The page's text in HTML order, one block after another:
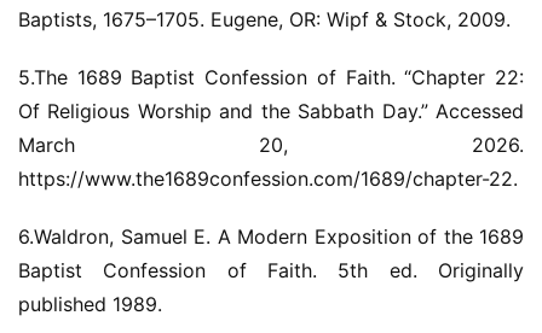
Baptists, 1675–1705. Eugene, OR: Wipf & Stock, 2009.
5.The 1689 Baptist Confession of Faith. “Chapter 22:
Of Religious Worship and the Sabbath Day.” Accessed
March 20, 2026.
https://www.the1689confession.com/1689/chapter-22.
6.Waldron, Samuel E. A Modern Exposition of the 1689
Baptist Confession of Faith. 5th ed. Originally
published 1989.